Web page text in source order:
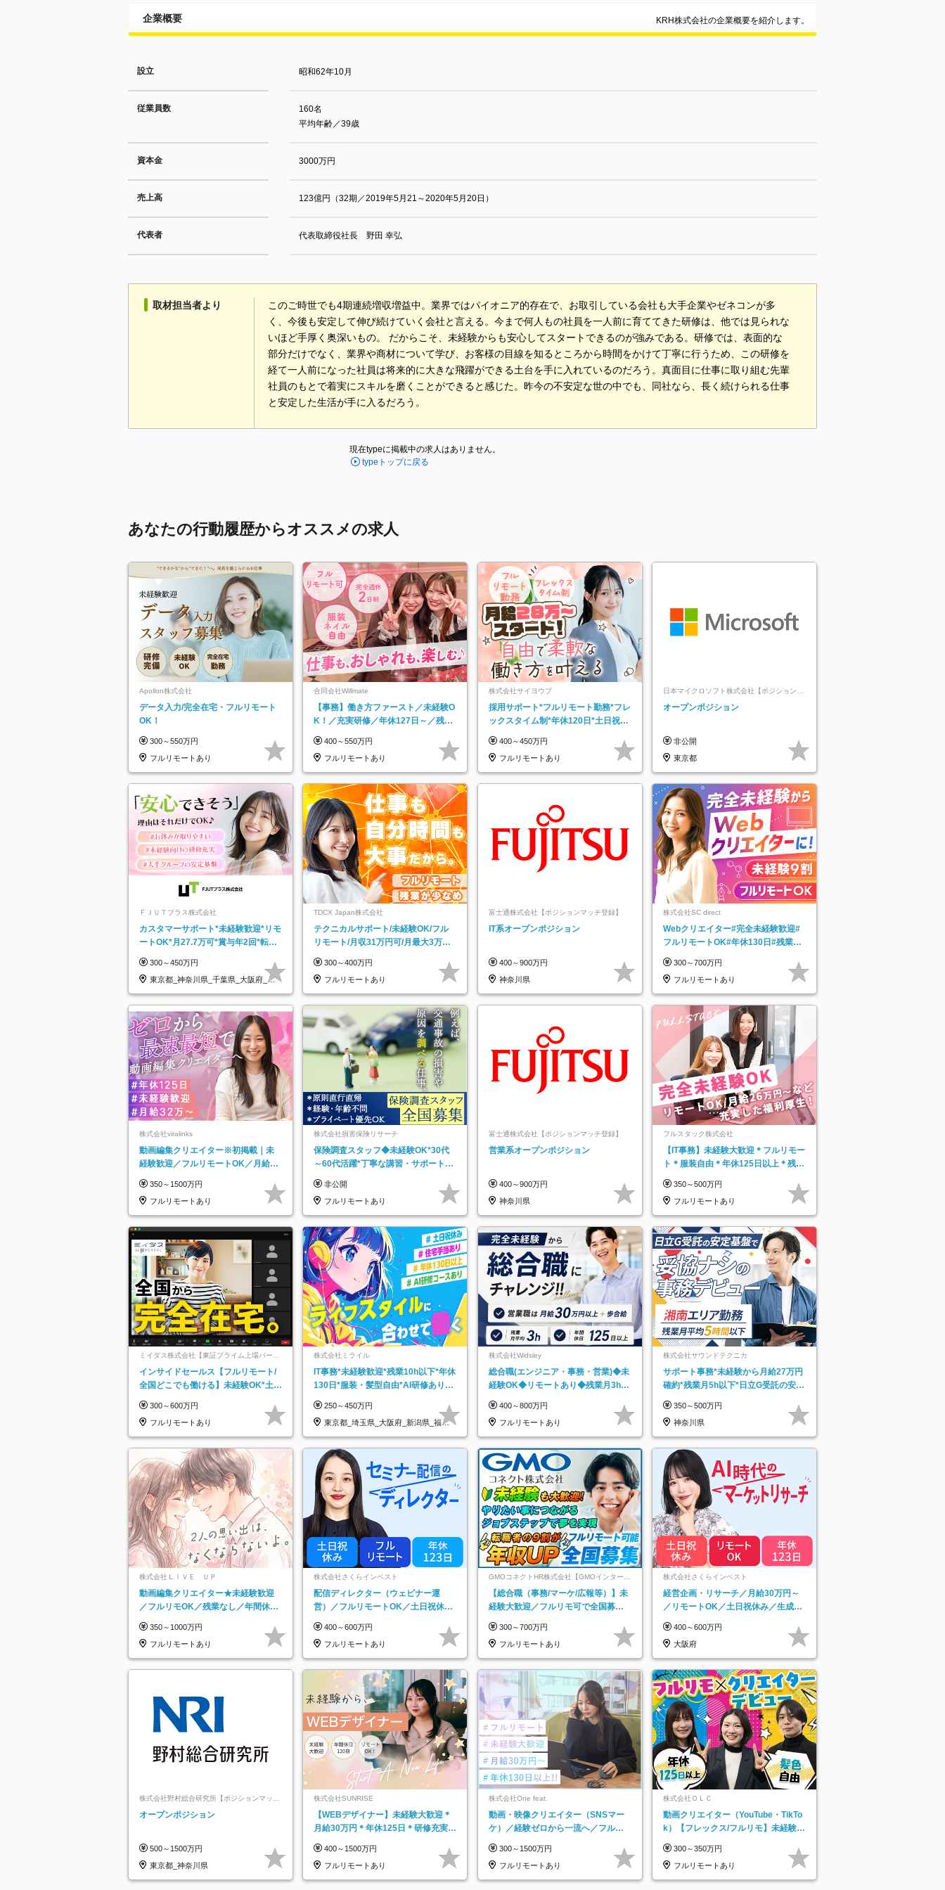
企業概要 KRH株式会社の企業概要を紹介します。
設立 昭和62年10月
従業員数
160名
平均年齢／39歳
資本金 3000万円
売上高 123億円（32期／2019年5月21～2020年5月20日）
代表者 代表取締役社長 野田 幸弘
取材担当者より
このご時世でも4期連続増収増益中。業界ではパイオニア的存在で、お取引している会社も大手企業やゼネコンが多
く、今後も安定して伸び続けていく会社と言える。今まで何人もの社員を一人前に育ててきた研修は、他では見られな
いほど手厚く奥深いもの。 だからこそ、未経験からも安心してスタートできるのが強みである。研修では、表面的な
部分だけでなく、業界や商材について学び、お客様の目線を知るところから時間をかけて丁寧に行うため、この研修を
経て一人前になった社員は将来的に大きな飛躍ができる土台を手に入れているのだろう。真面目に仕事に取り組む先輩
社員のもとで着実にスキルを磨くことができると感じた。昨今の不安定な世の中でも、同社なら、長く続けられる仕事
と安定した生活が手に入るだろう。
現在typeに掲載中の求人はありません。
typeトップに戻る
あなたの行動履歴からオススメの求人
Apollon株式会社
データ入力/完全在宅・フルリモート
OK！
300～550万円
フルリモートあり
合同会社Willmate
【事務】働き方ファースト／未経験O
K！／充実研修／年休127日～／残業
400～550万円
フルリモートあり
株式会社サイヨウブ
採用サポート*フルリモート勤務*フレ
ックスタイム制*年休120日*土日祝休
400～450万円
フルリモートあり
日本マイクロソフト株式会社【ポジションマ
ッチ登録】
オープンポジション
非公開
東京都
ＦＪＵＴプラス株式会社
カスタマーサポート*未経験歓迎*リモ
ートOK*月27.7万可*賞与年2回*転勤
300～450万円
東京都_神奈川県_千葉県_大阪府_愛
知県…
TDCX Japan株式会社
テクニカルサポート/未経験OK/フル
リモート/月収31万円可/月最大3万の
300～400万円
フルリモートあり
富士通株式会社【ポジションマッチ登録】
IT系オープンポジション
400～900万円
神奈川県
株式会社SC direct
Webクリエイター#完全未経験歓迎#
フルリモートOK#年休130日#残業月
300～700万円
フルリモートあり
株式会社viralinks
動画編集クリエイター※初掲載｜未
経験歓迎／フルリモートOK／月給32
350～1500万円
フルリモートあり
株式会社損害保険リサーチ
保険調査スタッフ◆未経験OK*30代
～60代活躍*丁寧な講習・サポートあ
託
非公開
フルリモートあり
富士通株式会社【ポジションマッチ登録】
営業系オープンポジション
400～900万円
神奈川県
フルスタック株式会社
【IT事務】未経験大歓迎＊フルリモー
ト＊服装自由＊年休125日以上＊残業
350～500万円
フルリモートあり
ミイダス株式会社【東証プライム上場パーソ
インサイドセールス【フルリモート/
全国どこでも働ける】未経験OK*土日
300～600万円
フルリモートあり
株式会社ミライル
IT事務*未経験歓迎*残業10h以下*年休
130日*服装・髪型自由*AI研修あり*
250～450万円
東京都_埼玉県_大阪府_新潟県_福岡
県
株式会社Widsley
総合職(エンジニア・事務・営業)◆未
経験OK◆リモートあり◆残業月3h◆
400～800万円
フルリモートあり
株式会社サウンドテクニカ
サポート事務*未経験から月給27万円
確約*残業月5h以下*日立G受託の安定
350～500万円
神奈川県
株式会社ＬＩＶＥ ＵＰ
動画編集クリエイター★未経験歓迎
／フルリモOK／残業なし／年間休日
実で安心
350～1000万円
フルリモートあり
株式会社さくらインベスト
配信ディレクター（ウェビナー運
営）／フルリモートOK／土日祝休み
400～600万円
フルリモートあり
GMOコネクトHR株式会社【GMOインターネ
ットグループ】
【総合職（事務/マーケ/広報等）】未
経験大歓迎／フルリモ可で全国募
★
300～700万円
フルリモートあり
株式会社さくらインベスト
経営企画・リサーチ／月給30万円～
／リモートOK／土日祝休み／生成AI
400～600万円
大阪府
株式会社野村総合研究所【ポジションマッチ
オープンポジション
500～1500万円
東京都_神奈川県
株式会社SUNRISE
【WEBデザイナー】未経験大歓迎＊
月給30万円＊年休125日＊研修充実＊
400～1500万円
フルリモートあり
株式会社One feat.
動画・映像クリエイター（SNSマー
ケ）／経験ゼロから一流へ／フルリ
日以上
300～1500万円
フルリモートあり
株式会社ＯＬＣ
動画クリエイター（YouTube・TikTo
k）【フレックス/フルリモ】未経験O
300～350万円
フルリモートあり